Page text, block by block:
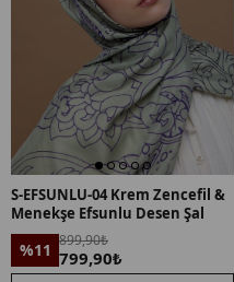
S-EFSUNLU-04 Krem Zencefil &
Menekşe Efsunlu Desen Şal
%11 899,90₺
799,90₺